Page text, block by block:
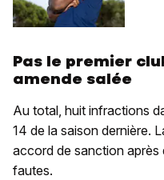
Pas le premier
amende salée
Au total, huit infractions
14 de la saison dernière.
accord de sanction après
fautes.